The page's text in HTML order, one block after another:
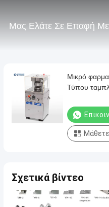
Μας Ελάτε Σε Επαφή Με
Μικρό
Τύπου
Σχετικά βίντεο